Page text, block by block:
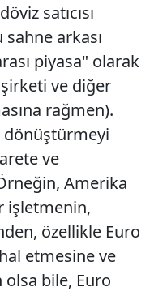
satıcısı
arkası
piyasa" olarak
şirketi ve diğer
rağmen).
dönüştürmeyi
ve
Amerika
işletmenin,
özellikle Euro
etmesine ve
olsa bile, Euro